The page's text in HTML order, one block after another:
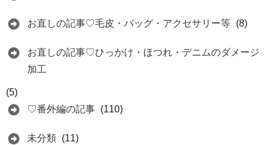
お直しの記事♡毛皮・バッグ・アクセサリー等 (8)
お直しの記事♡ひっかけ・ほつれ・デニムのダメージ
加工
(5)
♡番外編の記事 (110)
未分類 (11)